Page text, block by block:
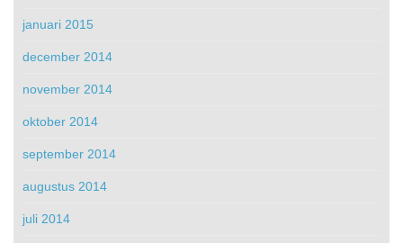
januari 2015
december 2014
november 2014
oktober 2014
september 2014
augustus 2014
juli 2014